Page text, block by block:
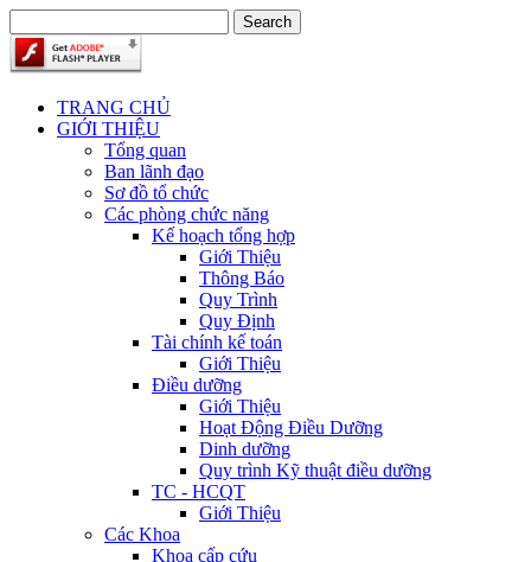
TRANG CHỦ
GIỚI THIỆU
Tổng quan
Ban lãnh đạo
Sơ đồ tổ chức
Các phòng chức năng
Kế hoạch tổng hợp
Giới Thiệu
Thông Báo
Quy Trình
Quy Định
Tài chính kế toán
Giới Thiệu
Điều dưỡng
Giới Thiệu
Hoạt Động Điều Dưỡng
Dinh dưỡng
Quy trình Kỹ thuật điều dưỡng
TC - HCQT
Giới Thiệu
Các Khoa
Khoa cấp cứu